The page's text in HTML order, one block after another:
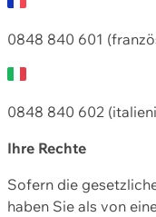
0848 840 601
0848 840 602
Ihre Rechte
Sofern die
haben Sie als von